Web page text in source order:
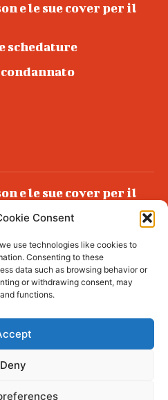
Consent
use technologies like cookies to
Consenting to these
data such as browsing behavior or
or withdrawing consent, may
functions.
Deny
e le sue cover per il
schedature
e le sue cover per il
reserved. Made with
about living, lifestyle,